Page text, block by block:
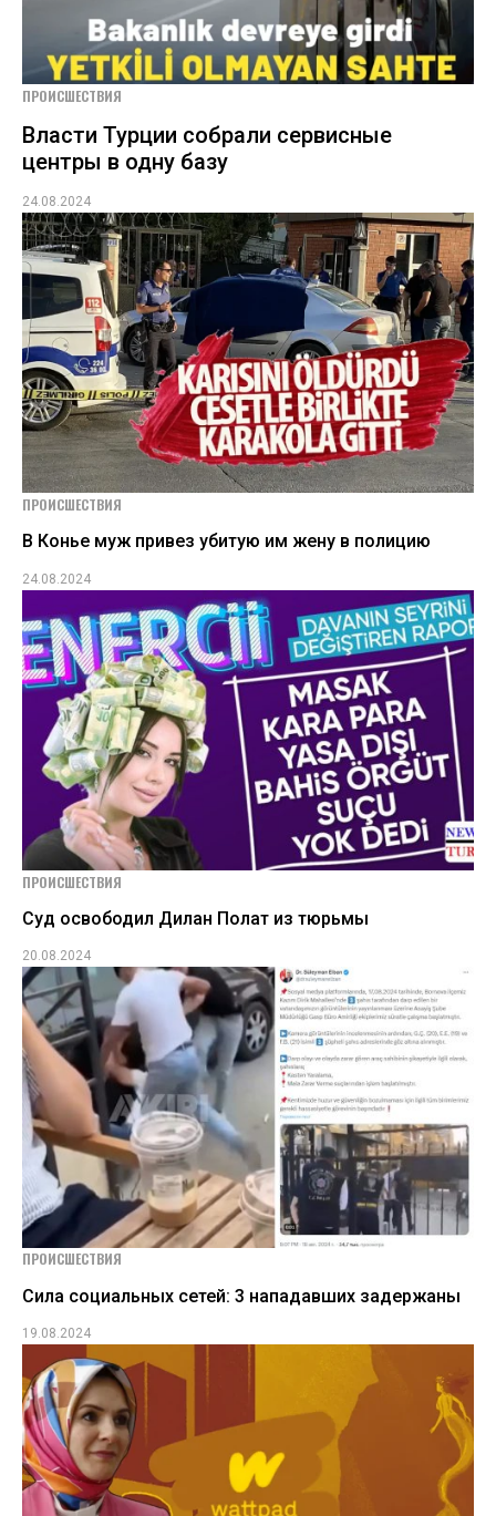
ПРОИСШЕСТВИЯ
Власти Турции собрали сервисные
центры в одну базу
24.08.2024
ПРОИСШЕСТВИЯ
В Конье муж привез убитую им жену в полицию
24.08.2024
ПРОИСШЕСТВИЯ
Суд освободил Дилан Полат из тюрьмы
20.08.2024
ПРОИСШЕСТВИЯ
Сила социальных сетей: 3 нападавших задержаны
19.08.2024